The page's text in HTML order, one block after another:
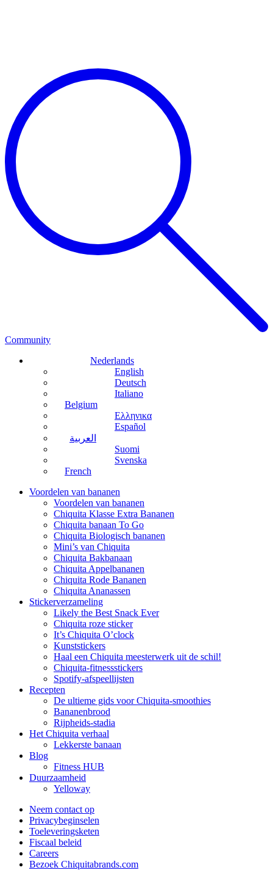
Community
Nederlands
English
Deutsch
Italiano
Belgium
Ελληνικα
Español
العربية
Suomi
Svenska
French
Voordelen van bananen
Voordelen van bananen
Chiquita Klasse Extra Bananen
Chiquita banaan To Go
Chiquita Biologisch bananen
Mini’s van Chiquita
Chiquita Bakbanaan
Chiquita Appelbananen
Chiquita Rode Bananen
Chiquita Ananassen
Stickerverzameling
Likely the Best Snack Ever
Chiquita roze sticker
It’s Chiquita O’clock
Kunststickers
Haal een Chiquita meesterwerk uit de schil!
Chiquita-fitnessstickers
Spotify-afspeellijsten
Recepten
De ultieme gids voor Chiquita-smoothies
Bananenbrood
Rijpheids-stadia
Het Chiquita verhaal
Lekkerste banaan
Blog
Fitness HUB
Duurzaamheid
Yelloway
Neem contact op
Privacybeginselen
Toeleveringsketen
Fiscaal beleid
Careers
Bezoek Chiquitabrands.com